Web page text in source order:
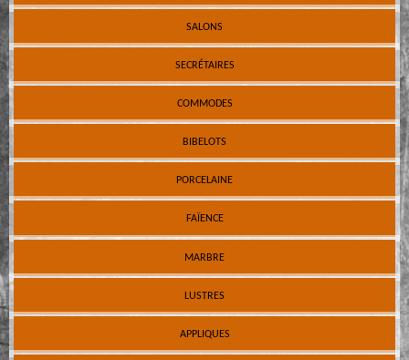
SALONS
SECRÉTAIRES
COMMODES
BIBELOTS
PORCELAINE
FAÏENCE
MARBRE
LUSTRES
APPLIQUES